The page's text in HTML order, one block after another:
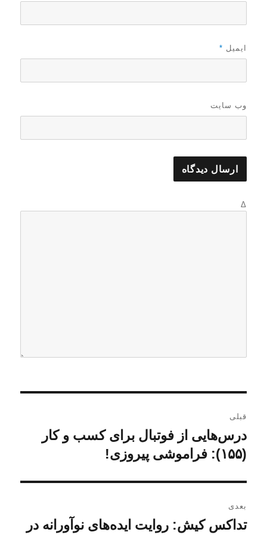
ایمیل *
وب‌ سایت
Δ
ا
ه
ب
ر
ی
قبلی
ن
و
ت
درس‌هایی از فوتبال برای کسب و کار
(۱۵۵): فراموشی پیروزی!
بعدی
نتداکس کیش: روایت ایده‌های نوآورانه در